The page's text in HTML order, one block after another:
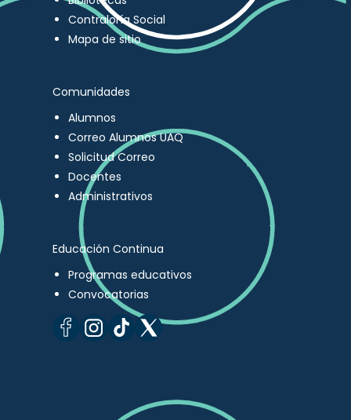
Contraloría Social
Mapa de sitio
Comunidades
Alumnos
Correo Alumnos UAQ
Solicitud Correo
Docentes
Administrativos
Educación Continua
Programas educativos
Convocatorias